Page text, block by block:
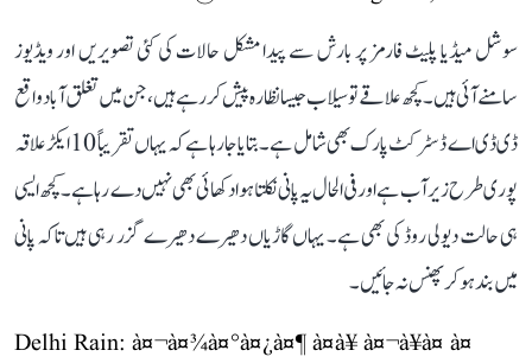
سوشل میڈیا پلیٹ فارمز پر بارش سے پیدا مشکل حالات کی کئی تصویریں اور ویڈیوز
سامنے آئی ہیں۔ کچھ علاقے تو سیلاب جیسا نظارہ پیش کر رہے ہیں، جن میں تغلق آباد واقع
ڈی ڈی اے ڈسٹرکٹ پارک بھی شامل ہے۔ بتایا جا رہا ہے کہ یہاں تقریباً 10 ایکڑ علاقہ
پوری طرح زیر آب ہے اور فی الحال یہ پانی نکلتا ہوا دکھائی بھی نہیں دے رہا ہے۔ کچھ ایسی
ہی حالت دیولی روڈ کی بھی ہے۔ یہاں گاڑیاں دھیرے دھیرے گزر رہی ہیں تاکہ پانی
میں بند ہو کر پھنس نہ جائیں۔
Delhi Rain: à¤¬à¤¾à¤°à¤¿à¤¶ à¤à¥ à¤¬à¥à¤ à¤